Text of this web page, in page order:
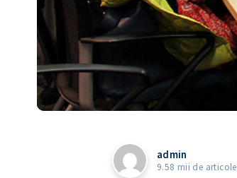
admin
9.58 mii de articole